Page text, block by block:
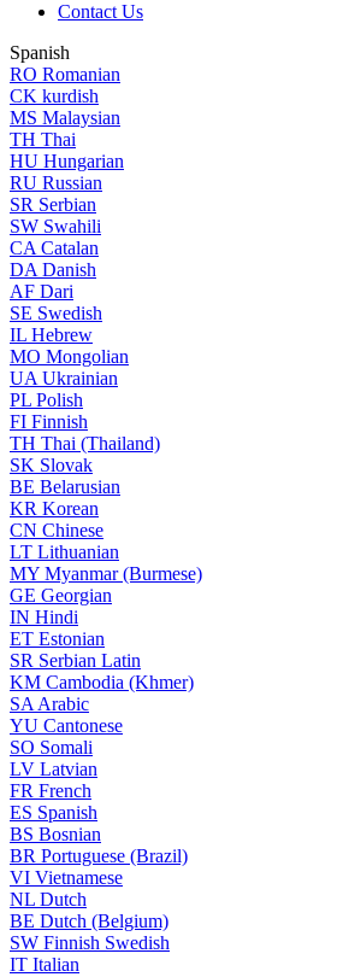
Contact Us
Spanish
RO Romanian
CK kurdish
MS Malaysian
TH Thai
HU Hungarian
RU Russian
SR Serbian
SW Swahili
CA Catalan
DA Danish
AF Dari
SE Swedish
IL Hebrew
MO Mongolian
UA Ukrainian
PL Polish
FI Finnish
TH Thai (Thailand)
SK Slovak
BE Belarusian
KR Korean
CN Chinese
LT Lithuanian
MY Myanmar (Burmese)
GE Georgian
IN Hindi
ET Estonian
SR Serbian Latin
KM Cambodia (Khmer)
SA Arabic
YU Cantonese
SO Somali
LV Latvian
FR French
ES Spanish
BS Bosnian
BR Portuguese (Brazil)
VI Vietnamese
NL Dutch
BE Dutch (Belgium)
SW Finnish Swedish
IT Italian